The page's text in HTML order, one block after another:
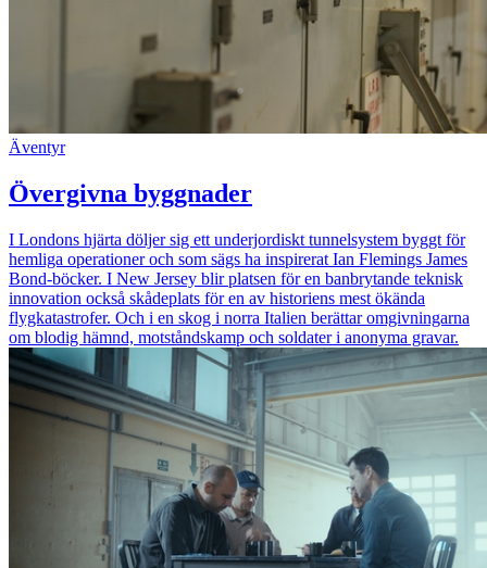
Äventyr
Övergivna byggnader
I Londons hjärta döljer sig ett underjordiskt tunnelsystem byggt för
hemliga operationer och som sägs ha inspirerat Ian Flemings James
Bond-böcker. I New Jersey blir platsen för en banbrytande teknisk
innovation också skådeplats för en av historiens mest ökända
flygkatastrofer. Och i en skog i norra Italien berättar omgivningarna
om blodig hämnd, motståndskamp och soldater i anonyma gravar.